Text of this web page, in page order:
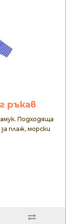
ръкав
Подходяща
плаж, морски